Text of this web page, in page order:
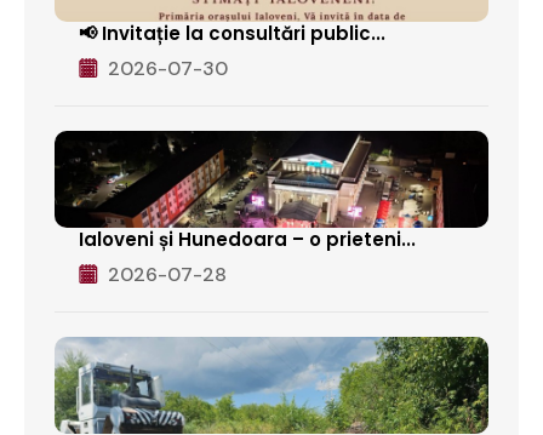
📢 Invitație la consultări public...
2026-07-30
Ialoveni și Hunedoara – o prieteni...
2026-07-28